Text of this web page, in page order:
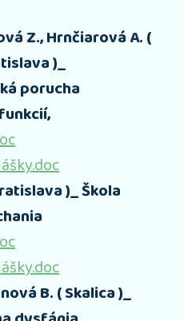
Z., Hrnčiarová A. (
)_
porucha
)_ Škola
B. ( Skalica )_